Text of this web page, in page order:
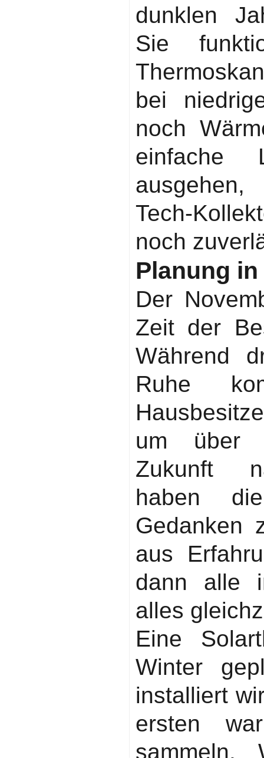
dunklen
Sie
bei
noch
einfache
Tech-
noch
Planung
Der
Zeit der
Während
Ruhe
um über
Zukunft
haben
Gedanken
aus
dann alle
alles
Eine
Winter
installiert
ersten